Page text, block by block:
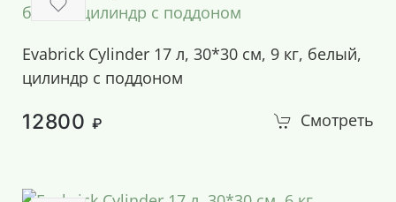
Evabrick Cylinder 17 л, 30*30 см, 9 кг, белый,
цилиндр с поддоном
12800 ₽ Смотреть